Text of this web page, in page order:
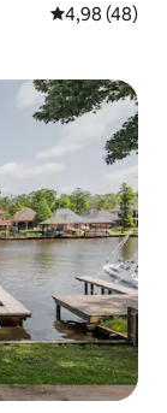
Priemerné
4,98 (48)